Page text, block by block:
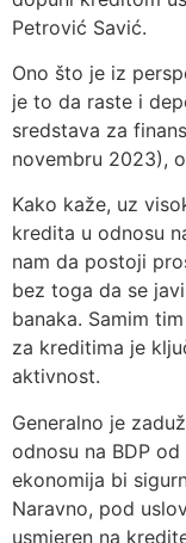
Petrović Savić.
Ono što je iz
je to da raste i
sredstava za
novembru 2023),
Kako kaže, uz
kredita u odnosu
nam da postoji
bez toga da se
banaka. Samim
za kreditima je
aktivnost.
Generalno je
odnosu na BDP
ekonomija bi
Naravno, pod
usmjeren na